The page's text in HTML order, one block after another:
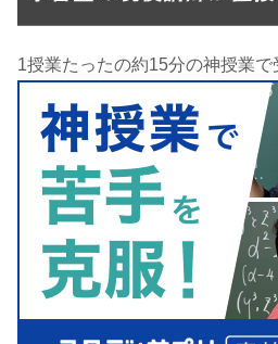
1授業たったの約15分の神授業で